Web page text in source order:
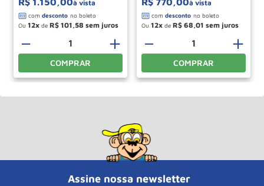
à vista
Ou 12 de R$ 101,58
＋
－
COMPRAR
à vista
Ou 12 de R$ 68,01
＋
－
COMPRAR
Assine nossa newsletter